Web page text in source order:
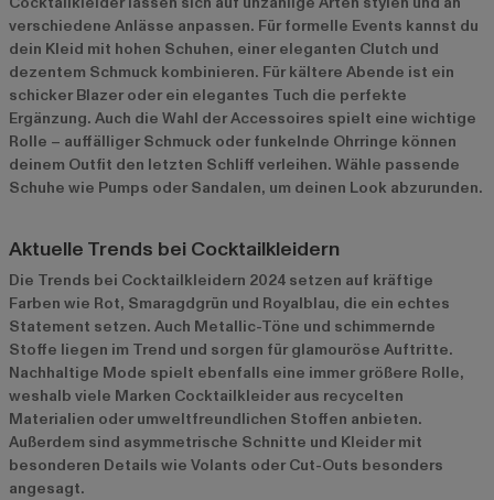
verschiedene Anlässe anpassen. Für formelle Events kannst du
dein Kleid mit hohen Schuhen, einer eleganten Clutch und
dezentem Schmuck kombinieren. Für kältere Abende ist ein
schicker Blazer oder ein elegantes Tuch die perfekte
Ergänzung. Auch die Wahl der Accessoires spielt eine wichtige
Rolle – auffälliger Schmuck oder funkelnde Ohrringe können
deinem Outfit den letzten Schliff verleihen. Wähle passende
Schuhe wie Pumps oder Sandalen, um deinen Look abzurunden.
Aktuelle Trends bei Cocktailkleidern
Die Trends bei Cocktailkleidern 2024 setzen auf kräftige
Farben wie Rot, Smaragdgrün und Royalblau, die ein echtes
Statement setzen. Auch Metallic-Töne und schimmernde
Stoffe liegen im Trend und sorgen für glamouröse Auftritte.
Nachhaltige Mode spielt ebenfalls eine immer größere Rolle,
weshalb viele Marken Cocktailkleider aus recycelten
Materialien oder umweltfreundlichen Stoffen anbieten.
Außerdem sind asymmetrische Schnitte und Kleider mit
besonderen Details wie Volants oder Cut-Outs besonders
angesagt.